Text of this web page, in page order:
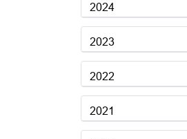
2024
2023
2022
2021